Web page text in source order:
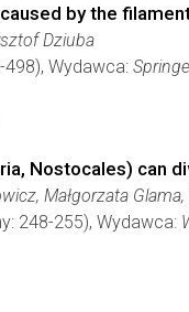
by the
Dziuba
Wydawca:
Nostocales) can
Małgorzata
248-255), Wydawca: